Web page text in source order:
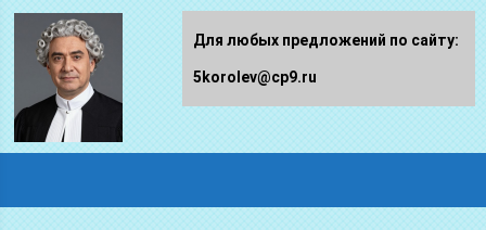
Для любых предложений по сайту:
5korolev@cp9.ru